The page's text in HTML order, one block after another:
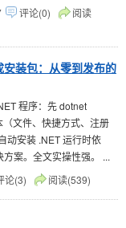
评论(0)
阅读
装包：从零到发布的
程序：先 dotnet
文件、快捷方式、注册
动安装 .NET 运行时依
案。全文实操性强。 ...
论(3) 阅读(539)